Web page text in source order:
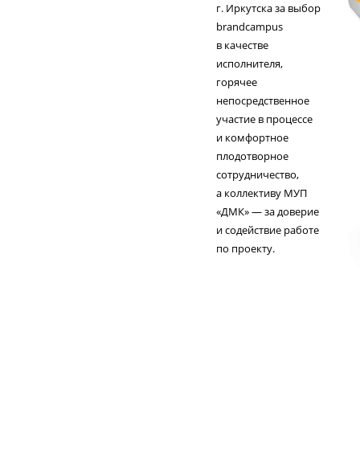
г. Иркутска за выбор
brandcampus
в качестве
исполнителя,
горячее
непосредственное
участие в процессе
и комфортное
плодотворное
сотрудничество,
а коллективу МУП
«ДМК» — за доверие
и содействие работе
по проекту.